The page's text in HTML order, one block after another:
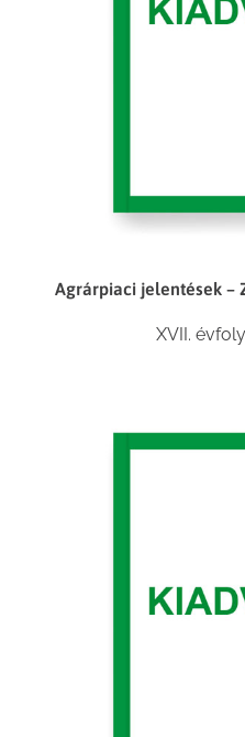
Agrárpiaci jelentések –
XVII.